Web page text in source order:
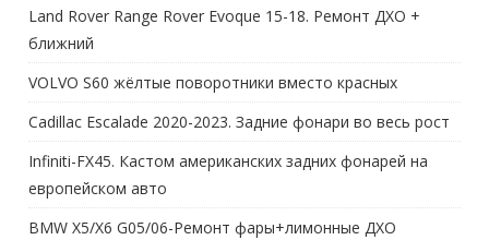
Land Rover Range Rover Evoque 15-18. Ремонт ДХО +
ближний
VOLVO S60 жёлтые поворотники вместо красных
Cadillac Escalade 2020-2023. Задние фонари во весь рост
Infiniti-FX45. Кастом американских задних фонарей на
европейском авто
BMW X5/X6 G05/06-Ремонт фары+лимонные ДХО